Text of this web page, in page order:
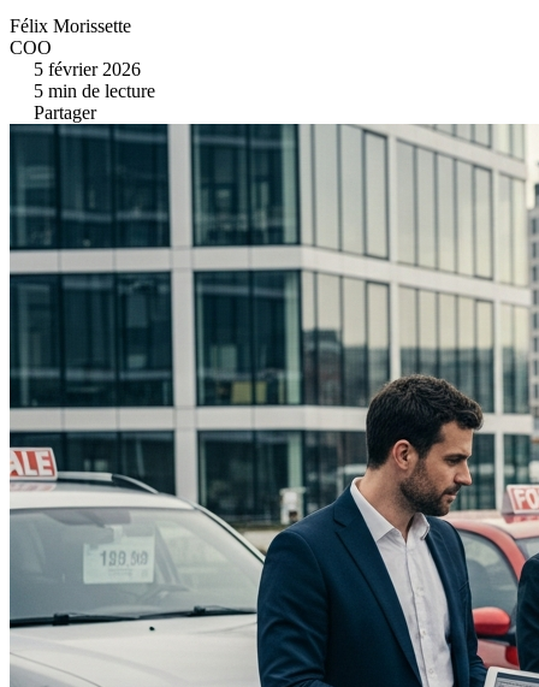
Félix Morissette
COO
5 février 2026
5 min de lecture
Partager